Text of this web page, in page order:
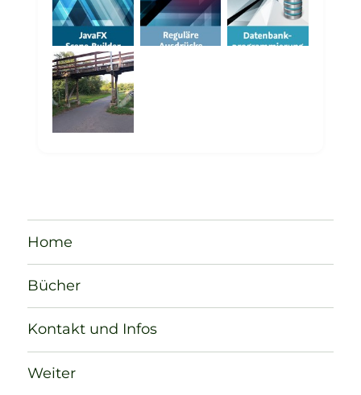
Home
Bücher
Kontakt und Infos
Weiter